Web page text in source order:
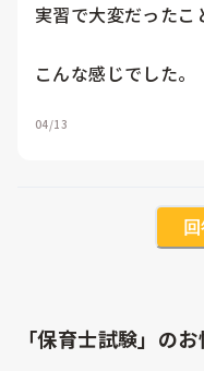
実習で大変だったこ
こんな感じでした。
04/13
「保育士試験」の